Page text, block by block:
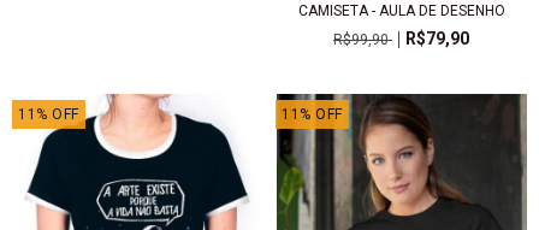
CAMISETA - AULA DE DESENHO
R$99,90
R$79,90
11 % OFF 11 % OFF